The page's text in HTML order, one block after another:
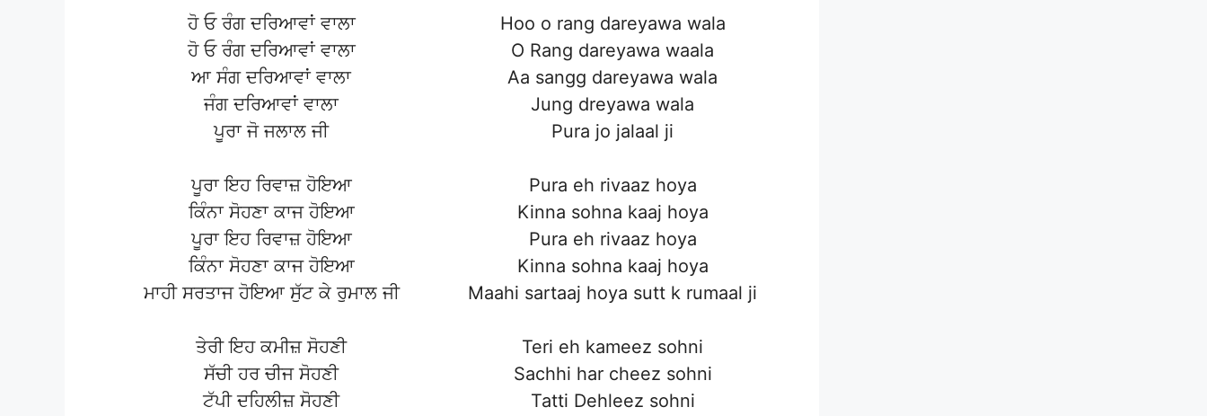
ਹੋ ਓ ਰੰਗ ਦਰਿਆਵਾਂ ਵਾਲਾ
ਹੋ ਓ ਰੰਗ ਦਰਿਆਵਾਂ ਵਾਲਾ
ਆ ਸੰਗ ਦਰਿਆਵਾਂ ਵਾਲਾ
ਜੰਗ ਦਰਿਆਵਾਂ ਵਾਲਾ
ਪੂਰਾ ਜੋ ਜਲਾਲ ਜੀ
ਪੂਰਾ ਇਹ ਰਿਵਾਜ਼ ਹੋਇਆ
ਕਿੰਨਾ ਸੋਹਣਾ ਕਾਜ ਹੋਇਆ
ਪੂਰਾ ਇਹ ਰਿਵਾਜ਼ ਹੋਇਆ
ਕਿੰਨਾ ਸੋਹਣਾ ਕਾਜ ਹੋਇਆ
ਮਾਹੀ ਸਰਤਾਜ ਹੋਇਆ ਸੁੱਟ ਕੇ ਰੁਮਾਲ ਜੀ
ਤੇਰੀ ਇਹ ਕਮੀਜ਼ ਸੋਹਣੀ
ਸੱਚੀ ਹਰ ਚੀਜ ਸੋਹਣੀ
ਟੱਪੀ ਦਹਿਲੀਜ਼ ਸੋਹਣੀ
Hoo o rang dareyawa wala
O Rang dareyawa waala
Aa sangg dareyawa wala
Jung dreyawa wala
Pura jo jalaal ji
Pura eh rivaaz hoya
Kinna sohna kaaj hoya
Pura eh rivaaz hoya
Kinna sohna kaaj hoya
Maahi sartaaj hoya sutt k rumaal ji
Teri eh kameez sohni
Sachhi har cheez sohni
Tatti Dehleez sohni